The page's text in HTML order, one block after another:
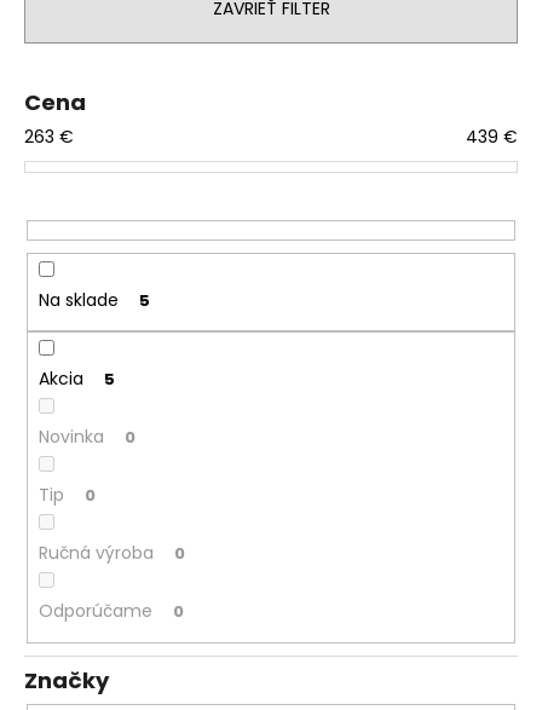
p
o
d
u
t
o
v
ZAVRIEŤ FILTER
Cena
263 € 439 €
Na sklade 5
Akcia 5
Novinka 0
Tip 0
Ručná výroba 0
Odporúčame 0
Značky
O
p
o
ú
č
a
m